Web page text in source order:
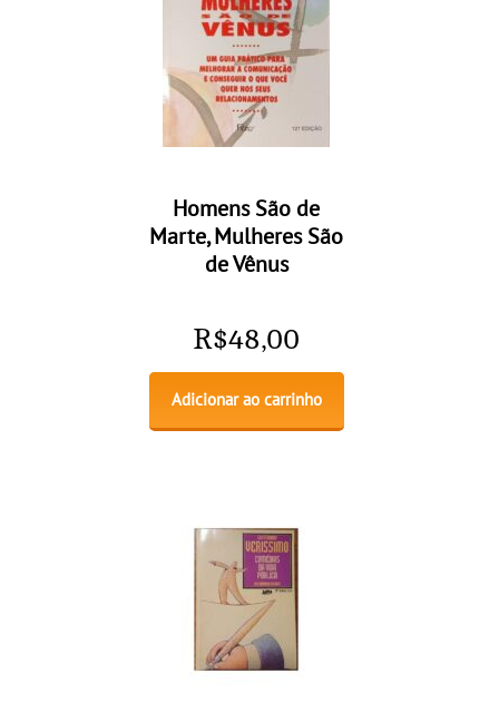
Homens São de
Marte, Mulheres São
de Vênus
R$48,00
Adicionar ao carrinho